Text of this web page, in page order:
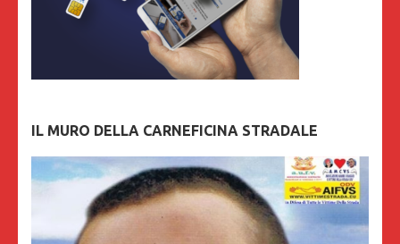
IL MURO DELLA CARNEFICINA STRADALE